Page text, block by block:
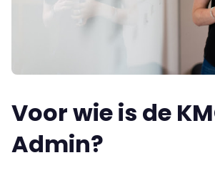
Voor wie is de
Admin?